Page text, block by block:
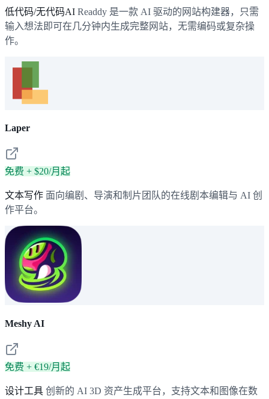
低代码/无代码AI Readdy 是一款 AI 驱动的网站构建器，只需
输入想法即可在几分钟内生成完整网站，无需编码或复杂操
作。
Laper
免费 + $20/月起
文本写作 面向编剧、导演和制片团队的在线剧本编辑与 AI 创
作平台。
Meshy AI
免费 + €19/月起
设计工具 创新的 AI 3D 资产生成平台，支持文本和图像在数